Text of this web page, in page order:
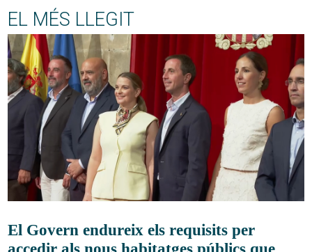
EL MÉS LLEGIT
El Govern endureix els requisits per